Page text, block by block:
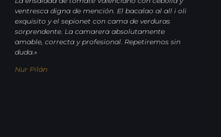
ventresca digna de mención. El bacalao al all i oli
exquisito y el sepionet con cama de verduras
sorprendente. La camarera absolutamente
amable, correcta y profesional. Repetiremos sin
duda.»
Nur Pilán